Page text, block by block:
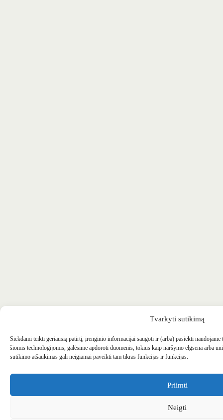
Tvarkyti sutikimą
Siekdami teikti geriausią patirtį, įrenginio informacijai saugoti ir (arba) pasiekti
šiomis technologijomis, galėsime apdoroti duomenis, tokius kaip naršymo elgsena arba
sutikimo atšaukimas gali neigiamai paveikti tam tikras funkcijas ir funkcijas.
Priimti
Neigti